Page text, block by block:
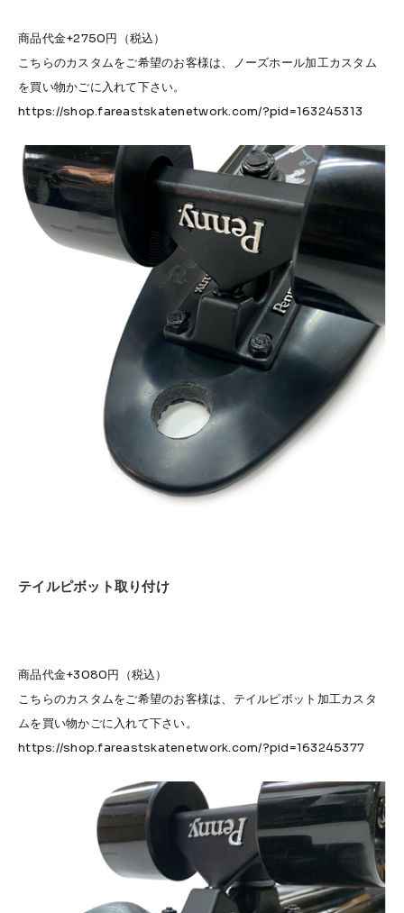
商品代金+2750円（税込）
こちらのカスタムをご希望のお客様は、ノーズホール加工カスタム
を買い物かごに入れて下さい。
https://shop.fareastskatenetwork.com/?pid=163245313
テイルピボット取り付け
商品代金+3080円（税込）
こちらのカスタムをご希望のお客様は、テイルピボット加工カスタ
ムを買い物かごに入れて下さい。
https://shop.fareastskatenetwork.com/?pid=163245377